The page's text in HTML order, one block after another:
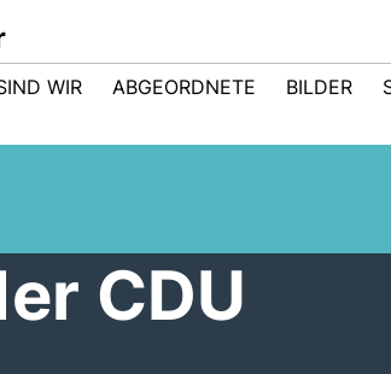
WIR ABGEORDNETE BILDER
CDU